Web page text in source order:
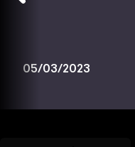
05/03/2023